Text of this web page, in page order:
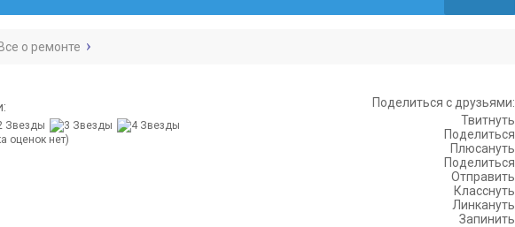
Все о ремонте
оценок нет)
Поделиться с друзьями:
Твитнуть
Поделиться
Плюсануть
Поделиться
Отправить
Класснуть
Линкануть
Запинить